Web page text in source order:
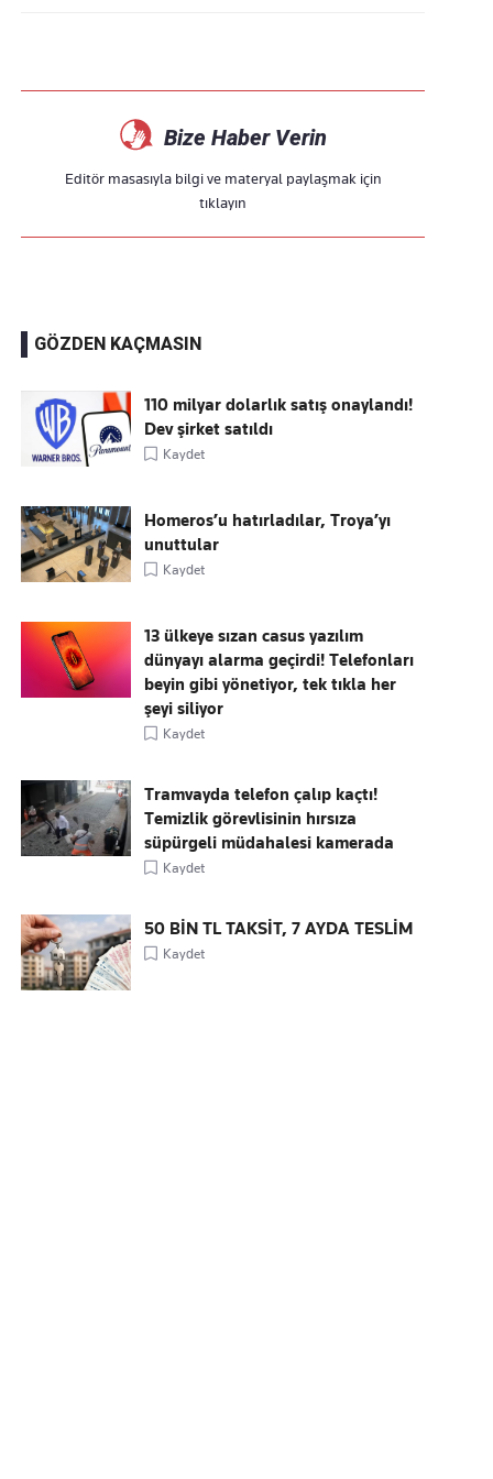
Bize Haber Verin
Editör masasıyla bilgi ve materyal paylaşmak için
tıklayın
GÖZDEN KAÇMASIN
110 milyar dolarlık satış onaylandı!
Dev şirket satıldı
Kaydet
Homeros’u hatırladılar, Troya’yı
unuttular
Kaydet
13 ülkeye sızan casus yazılım
dünyayı alarma geçirdi! Telefonları
beyin gibi yönetiyor, tek tıkla her
şeyi siliyor
Kaydet
Tramvayda telefon çalıp kaçtı!
Temizlik görevlisinin hırsıza
süpürgeli müdahalesi kamerada
Kaydet
50 BİN TL TAKSİT, 7 AYDA TESLİM
Kaydet